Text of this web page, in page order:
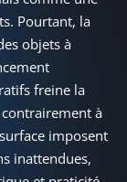
Pourtant, la
objets à
freine la
à
imposent
inattendues,